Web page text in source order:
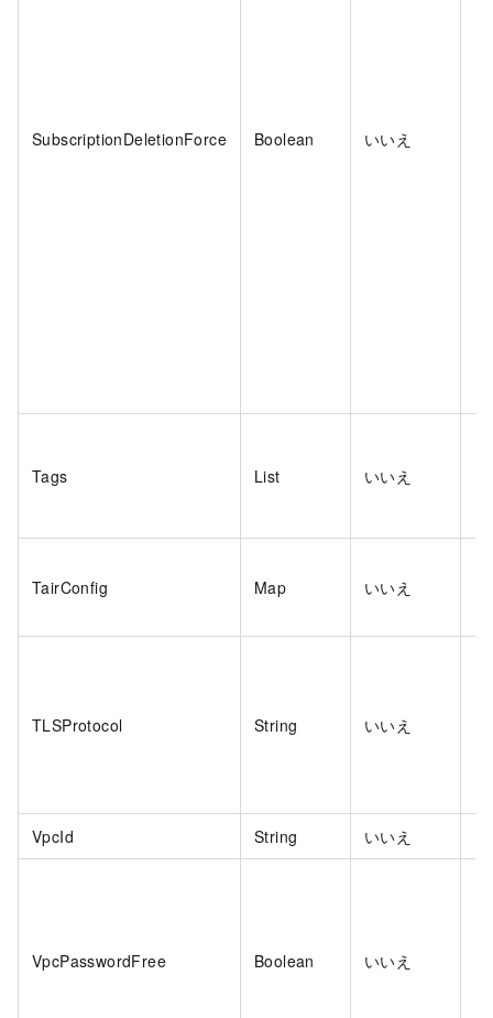
SubscriptionDeletionForce Boolean いいえ
Tags List いいえ
TairConfig Map いいえ
TLSProtocol String いいえ
VpcId String いいえ
VpcPasswordFree Boolean いいえ